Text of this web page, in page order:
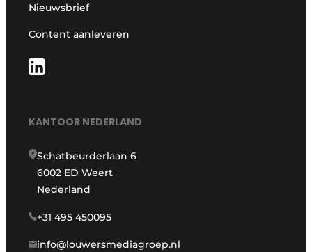
Nieuwsbrief
Content aanleveren
KANTOOR NEDERLAND
Schatbeurderlaan 6
6002 ED Weert
Nederland
+31 495 450095
info@louwersmediagroep.nl